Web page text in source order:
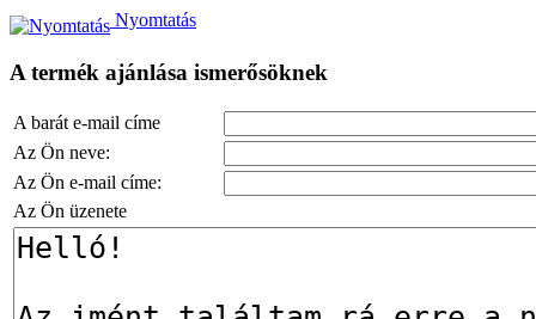
Nyomtatás
A termék ajánlása ismerősöknek
A barát e-mail címe
Az Ön neve:
Az Ön e-mail címe:
Az Ön üzenete